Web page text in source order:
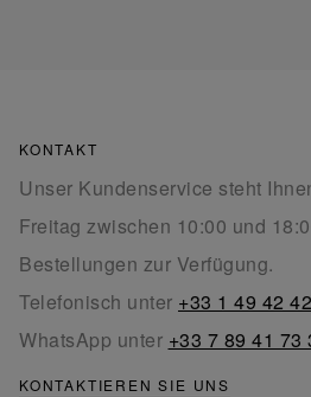
KONTAKT
Unser Kundenservice steht
Freitag zwischen 10:00 und
Bestellungen zur Verfügung.
Telefonisch unter +33 1 49 42
WhatsApp unter +33 7 89 41 73
KONTAKTIEREN SIE UNS